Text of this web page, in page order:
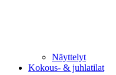
Näyttelyt
Kokous- & juhlatilat